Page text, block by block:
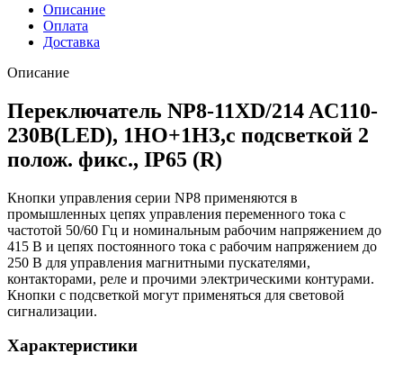
Описание
Оплата
Доставка
Описание
Переключатель NP8-11XD/214 AC110-
230В(LED), 1НО+1НЗ,с подсветкой 2
полож. фикс., IP65 (R)
Кнопки управления серии NP8 применяются в
промышленных цепях управления переменного тока с
частотой 50/60 Гц и номинальным рабочим напряжением до
415 В и цепях постоянного тока с рабочим напряжением до
250 В для управления магнитными пускателями,
контакторами, реле и прочими электрическими контурами.
Кнопки с подсветкой могут применяться для световой
сигнализации.
Характеристики